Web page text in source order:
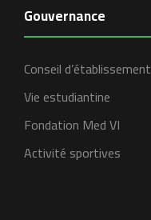
Gouvernance
Conseil d’établissement
Vie estudiantine
Fondation Med VI
Activité sportives